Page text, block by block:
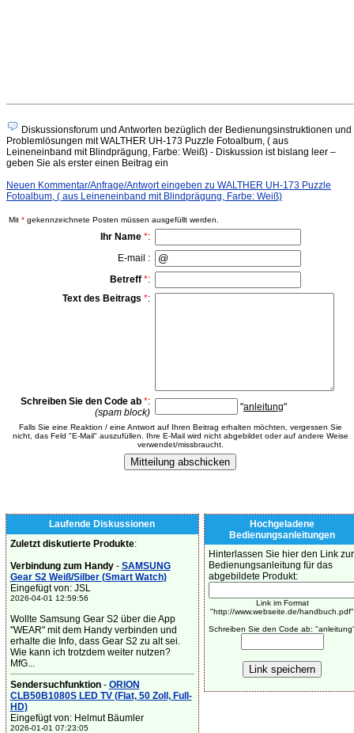
Diskussionsforum und Antworten bezüglich der Bedienungsinstruktionen und
Problemlösungen mit WALTHER UH-173 Puzzle Fotoalbum, ( aus
Leineneinband mit Blindprägung, Farbe: Weiß) - Diskussion ist bislang leer –
geben Sie als erster einen Beitrag ein
Neuen Kommentar/Anfrage/Antwort eingeben zu WALTHER UH-173 Puzzle
Fotoalbum, ( aus Leineneinband mit Blindprägung, Farbe: Weiß)
Mit * gekennzeichnete Posten müssen ausgefüllt werden.
Ihr Name *:
E-mail :
Betreff *:
Text des Beitrags *:
Schreiben Sie den Code ab *:
(spam block)
"anleitung"
Falls Sie eine Reaktion / eine Antwort auf Ihren Beitrag erhalten möchten, vergessen Sie
nicht, das Feld "E-Mail" auszufüllen. Ihre E-Mail wird nicht abgebildet oder auf andere Weise
verwendet/missbraucht.
Laufende Diskussionen
Zuletzt diskutierte Produkte:
Verbindung zum Handy- SAMSUNG
Gear S2 Weiß/Silber (Smart Watch)
Eingefügt von: JSL
2026-04-01 12:59:56
Wollte Samsung Gear S2 über die App
"WEAR" mit dem Handy verbinden und
erhalte die Info, dass Gear S2 zu alt sei.
Wie kann ich trotzdem weiter nutzen?
MfG...
Sendersuchfunktion- ORION
CLB50B1080S LED TV (Flat, 50 Zoll, Full-
HD)
Eingefügt von: Helmut Bäumler
2026-01-01 07:23:05
Hochgeladene
Bedienungsanleitungen
Hinterlassen Sie hier den Link zur
Bedienungsanleitung für das
abgebildete Produkt:
Link im Format
"http://www.webseite.de/handbuch.pdf"
Schreiben Sie den Code ab: